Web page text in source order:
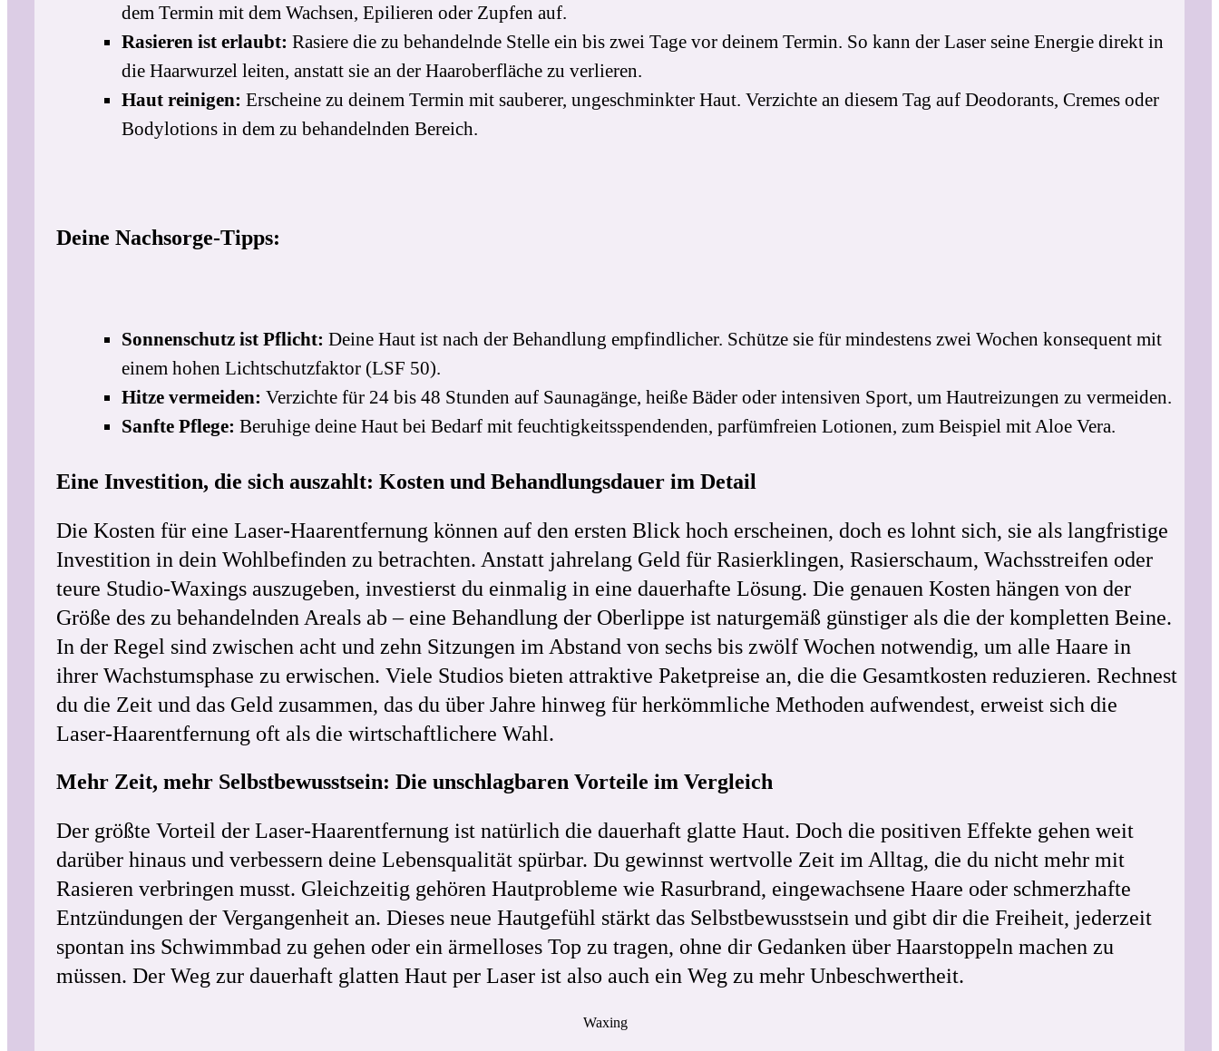
dem Termin mit dem Wachsen, Epilieren oder Zupfen auf.
Rasieren ist erlaubt: Rasiere die zu behandelnde Stelle ein bis zwei Tage vor deinem Termin. So kann der Laser seine Energie direkt in
die Haarwurzel leiten, anstatt sie an der Haaroberfläche zu verlieren.
Haut reinigen: Erscheine zu deinem Termin mit sauberer, ungeschminkter Haut. Verzichte an diesem Tag auf Deodorants, Cremes oder
Bodylotions in dem zu behandelnden Bereich.
Deine Nachsorge-Tipps:
Sonnenschutz ist Pflicht: Deine Haut ist nach der Behandlung empfindlicher. Schütze sie für mindestens zwei Wochen konsequent mit
einem hohen Lichtschutzfaktor (LSF 50).
Hitze vermeiden: Verzichte für 24 bis 48 Stunden auf Saunagänge, heiße Bäder oder intensiven Sport, um Hautreizungen zu vermeiden.
Sanfte Pflege: Beruhige deine Haut bei Bedarf mit feuchtigkeitsspendenden, parfümfreien Lotionen, zum Beispiel mit Aloe Vera.
Eine Investition, die sich auszahlt: Kosten und Behandlungsdauer im Detail
Die Kosten für eine Laser-Haarentfernung können auf den ersten Blick hoch erscheinen, doch es lohnt sich, sie als langfristige
Investition in dein Wohlbefinden zu betrachten. Anstatt jahrelang Geld für Rasierklingen, Rasierschaum, Wachsstreifen oder
teure Studio-Waxings auszugeben, investierst du einmalig in eine dauerhafte Lösung. Die genauen Kosten hängen von der
Größe des zu behandelnden Areals ab – eine Behandlung der Oberlippe ist naturgemäß günstiger als die der kompletten Beine.
In der Regel sind zwischen acht und zehn Sitzungen im Abstand von sechs bis zwölf Wochen notwendig, um alle Haare in
ihrer Wachstumsphase zu erwischen. Viele Studios bieten attraktive Paketpreise an, die die Gesamtkosten reduzieren. Rechnest
du die Zeit und das Geld zusammen, das du über Jahre hinweg für herkömmliche Methoden aufwendest, erweist sich die
Laser-Haarentfernung oft als die wirtschaftlichere Wahl.
Mehr Zeit, mehr Selbstbewusstsein: Die unschlagbaren Vorteile im Vergleich
Der größte Vorteil der Laser-Haarentfernung ist natürlich die dauerhaft glatte Haut. Doch die positiven Effekte gehen weit
darüber hinaus und verbessern deine Lebensqualität spürbar. Du gewinnst wertvolle Zeit im Alltag, die du nicht mehr mit
Rasieren verbringen musst. Gleichzeitig gehören Hautprobleme wie Rasurbrand, eingewachsene Haare oder schmerzhafte
Entzündungen der Vergangenheit an. Dieses neue Hautgefühl stärkt das Selbstbewusstsein und gibt dir die Freiheit, jederzeit
spontan ins Schwimmbad zu gehen oder ein ärmelloses Top zu tragen, ohne dir Gedanken über Haarstoppeln machen zu
müssen. Der Weg zur dauerhaft glatten Haut per Laser ist also auch ein Weg zu mehr Unbeschwertheit.
Waxing